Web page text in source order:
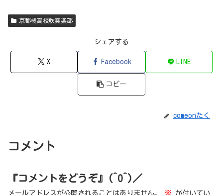
京都橘高校吹奏楽部
シェアする
X Facebook LINE
コピー
comeonたく
コメント
『コメントをどうぞ』(^O^)／
メールアドレスが公開されることはありません。 ※ が付いてい